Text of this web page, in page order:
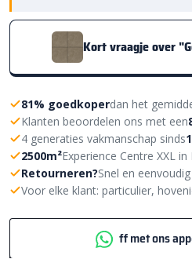
Kort vraagje over
81% goedkoperdan het
Klanten beoordelen ons met een
4 generaties vakmanschap sinds
2500m²Experience Centre XXL in
Retourneren?Snel en
Voor elke klant: particulier,
ff met ons